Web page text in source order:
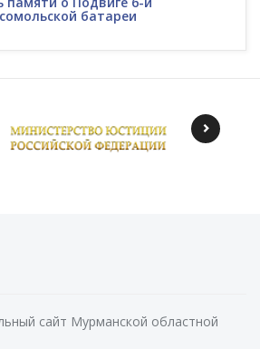
батареи
сайт Мурманской областной